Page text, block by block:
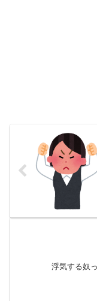
浮気する奴